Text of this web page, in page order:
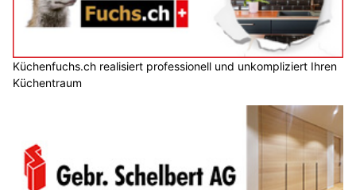
Küchenfuchs.ch realisiert professionell und unkompliziert Ihren
Küchentraum